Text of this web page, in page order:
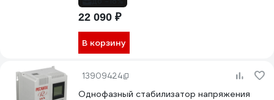
22 090 ₽
В корзину
13909424
Однофазный стабилизатор напряжения